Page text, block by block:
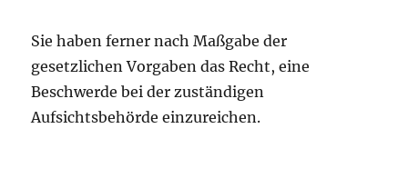
Sie haben ferner nach Maßgabe der
gesetzlichen Vorgaben das Recht, eine
Beschwerde bei der zuständigen
Aufsichtsbehörde einzureichen.